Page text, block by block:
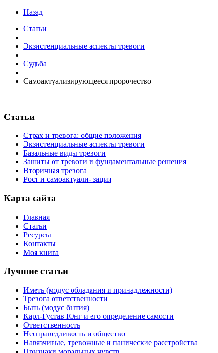
Назад
Статьи
Экзистенциальные аспекты тревоги
Судьба
Самоактуализирующееся пророчество
Статьи
Страх и тревога: общие положения
Экзистенциальные аспекты тревоги
Базальные виды тревоги
Защиты от тревоги и фундаментальные решения
Вторичная тревога
Рост и самоактуали- зация
Карта сайта
Главная
Статьи
Ресурсы
Контакты
Моя книга
Лучшие статьи
Иметь (модус обладания и принадлежности)
Тревога ответственности
Быть (модус бытия)
Карл-Густав Юнг и его определение самости
Ответственность
Несправедливость и общество
Навязчивые, тревожные и панические расстройства